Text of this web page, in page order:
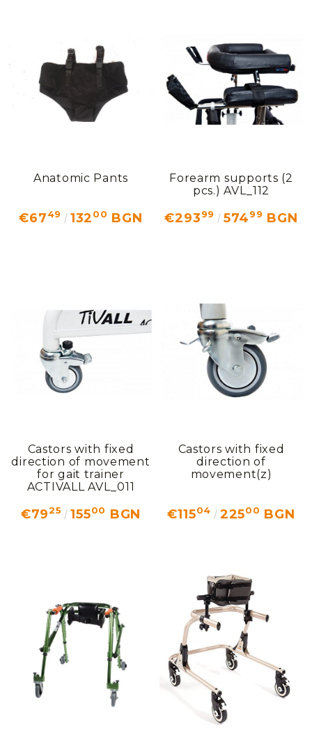
Anatomic Pants
€6749 13200 BGN
Forearm supports (2
pcs.) AVL_112
€29399 57499 BGN
Castors with fixed
direction of movement
for gait trainer
ACTIVALL AVL_011
€7925 15500 BGN
Castors with fixed
direction of
movement(z)
€11504 22500 BGN